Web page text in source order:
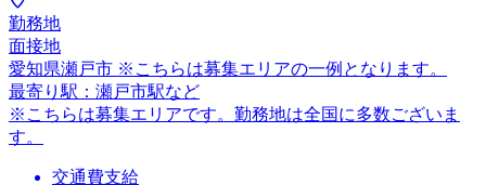
勤務地
面接地
愛知県瀬戸市 ※こちらは募集エリアの一例となります。
最寄り駅：瀬戸市駅など
※こちらは募集エリアです。勤務地は全国に多数ございま
す。
交通費支給